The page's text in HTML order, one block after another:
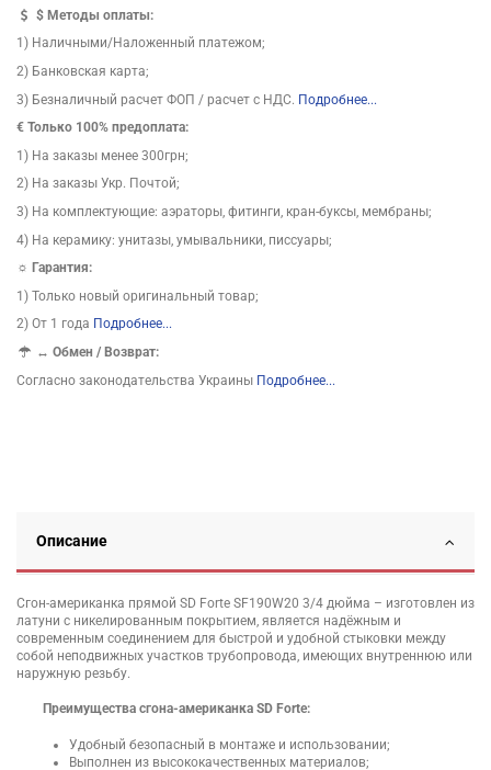
$Методы оплаты:
1) Наличными/Наложенный платежом;
2) Банковская карта;
3) Безналичный расчет ФОП / расчет с НДС. Подробнее...
€ Только 100% предоплата:
1) На заказы менее 300грн;
2) На заказы Укр. Почтой;
3) На комплектующие: аэраторы, фитинги, кран-буксы, мембраны;
4) На керамику: унитазы, умывальники, писсуары;
☼ Гарантия:
1) Только новый оригинальный товар;
2) От 1 года Подробнее...
↔Обмен / Возврат:
Согласно законодательства Украины Подробнее...
Описание
Сгон-американка прямой SD Forte SF190W20 3/4 дюйма – изготовлен из
латуни с никелированным покрытием, является надёжным и
современным соединением для быстрой и удобной стыковки между
собой неподвижных участков трубопровода, имеющих внутреннюю или
наружную резьбу.
Преимущества сгона-американка SD Forte:
Удобный безопасный в монтаже и использовании;
Выполнен из высококачественных материалов;